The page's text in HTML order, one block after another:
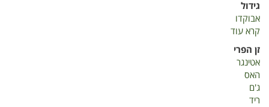
גידול
אבוקדו
קרא עוד
זן הפרי
אטינגר
האס
ג'ם
ריד